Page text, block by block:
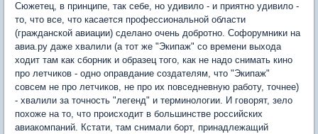
Сюжетец, в принципе, так себе, но удивило - и приятно удивило -
то, что все, что касается профессиональной области
(гражданской авиации) сделано очень добротно. Софорумники на
авиа.ру даже хвалили (а тот же "Экипаж" со времени выхода
ходит там как сборник и образец того, как не надо снимать кино
про летчиков - одно оправдание создателям, что "Экипаж"
совсем не про летчиков, не про их повседневную работу, точнее)
- хвалили за точность "легенд" и терминологии. И говорят, зело
похоже на то, что происходит в большинстве российских
авиакомпаний. Кстати, там снимали борт, принадлежащий